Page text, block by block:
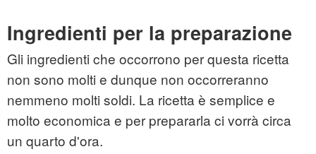
Ingredienti per la preparazione
Gli ingredienti che occorrono per questa ricetta
non sono molti e dunque non occorreranno
nemmeno molti soldi. La ricetta è semplice e
molto economica e per prepararla ci vorrà circa
un quarto d'ora.